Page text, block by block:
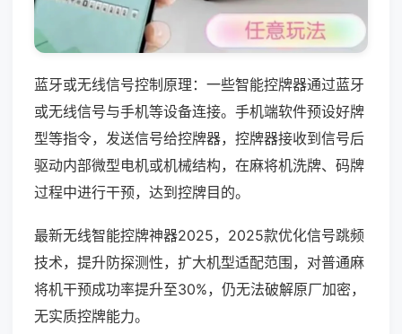
蓝牙或无线信号控制原理：一些智能控牌器通过蓝牙
或无线信号与手机等设备连接。手机端软件预设好牌
型等指令，发送信号给控牌器，控牌器接收到信号后
驱动内部微型电机或机械结构，在麻将机洗牌、码牌
过程中进行干预，达到控牌目的。
最新无线智能控牌神器2025，2025款优化信号跳频
技术，提升防探测性，扩大机型适配范围，对普通麻
将机干预成功率提升至30%，仍无法破解原厂加密，
无实质控牌能力。